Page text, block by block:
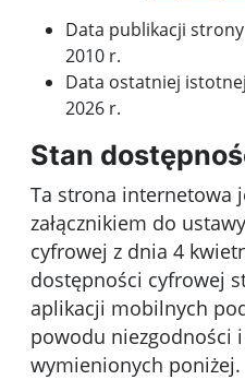
Data publikacji
2010 r.
Data ostatniej
2026 r.
Stan
Ta strona internetowa
załącznikiem do
cyfrowej z dnia 4
dostępności cyfrowej
aplikacji mobilnych
powodu niezgodności i
wymienionych poniżej.